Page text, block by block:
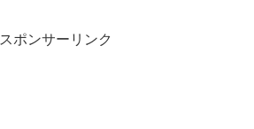
スポンサーリンク